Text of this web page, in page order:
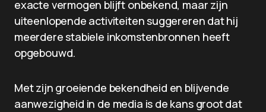
exacte vermogen blijft onbekend, maar zijn
uiteenlopende activiteiten suggereren dat hij
meerdere stabiele inkomstenbronnen heeft
opgebouwd.
Met zijn groeiende bekendheid en blijvende
aanwezigheid in de media is de kans groot dat